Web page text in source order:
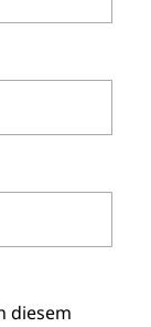
diesem